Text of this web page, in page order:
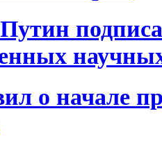
о начале